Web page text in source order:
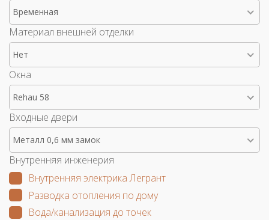
Временная
Материал внешней отделки
Нет
Окна
Rehau 58
Входные двери
Металл 0,6 мм замок
Внутренняя инженерия
Внутренняя электрика Легрант
Разводка отопления по дому
Вода/канализация до точек